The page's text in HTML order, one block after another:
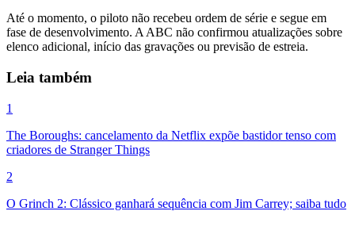
Até o momento, o piloto não recebeu ordem de série e segue em
fase de desenvolvimento. A ABC não confirmou atualizações sobre
elenco adicional, início das gravações ou previsão de estreia.
Leia também
1
The Boroughs: cancelamento da Netflix expõe bastidor tenso com
criadores de Stranger Things
2
O Grinch 2: Clássico ganhará sequência com Jim Carrey; saiba tudo